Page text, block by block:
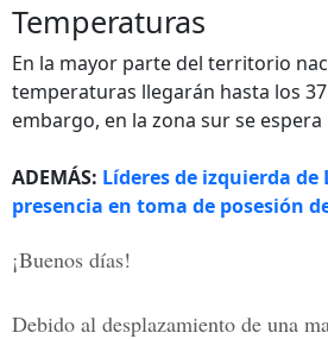
Temperaturas
En la mayor parte del territorio
temperaturas llegarán hasta los
embargo, en la zona sur se
ADEMÁS: Líderes de izquierda
presencia en toma de posesión
¡Buenos días!
Debido al desplazamiento de una